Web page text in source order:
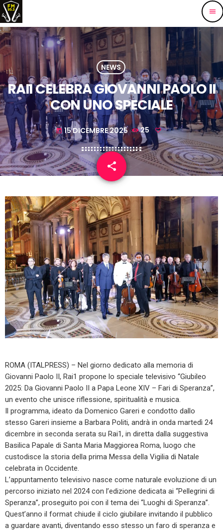
menu
NEWS
RAI1 CELEBRA GIOVANNI PAOLO II
CON UNO SPECIALE
today 15 DICEMBRE 2025 25
share
email
ROMA (ITALPRESS) – Nel giorno dedicato alla memoria di
Giovanni Paolo II, Rai1 propone lo speciale televisivo “Giubileo
2025: Da Giovanni Paolo II a Papa Leone XIV – Fari di Speranza”,
un evento che unisce riflessione, spiritualità e musica.
Il programma, ideato da Domenico Gareri e condotto dallo
stesso Gareri insieme a Barbara Politi, andrà in onda martedì 24
dicembre in seconda serata su Rai1, in diretta dalla suggestiva
Basilica Papale di Santa Maria Maggiorea Roma, luogo che
custodisce la storia della prima Messa della Vigilia di Natale
celebrata in Occidente.
L’appuntamento televisivo nasce come naturale evoluzione di un
percorso iniziato nel 2024 con l’edizione dedicata ai “Pellegrini di
Speranza”, proseguito poi con il tema dei “Luoghi di Speranza”.
Quest’anno il format chiude il ciclo giubilare invitando il pubblico
a guardare avanti, diventando esso stesso un faro di speranza e